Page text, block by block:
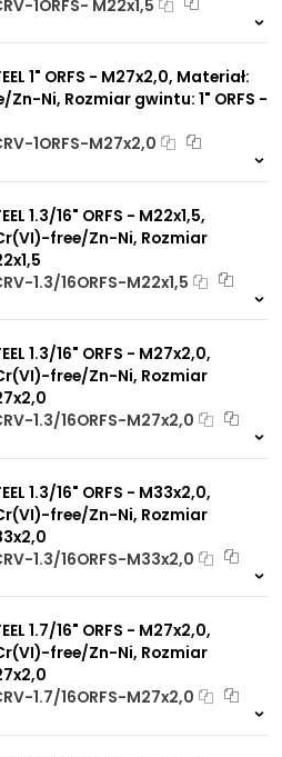
1ORFS- M22x1,5
1" ORFS - M27x2,0, Materiał:
Ni, Rozmiar gwintu: 1" ORFS -
1ORFS-M27x2,0
1.3/16" ORFS - M22x1,5,
free/Zn-Ni, Rozmiar
1.3/16ORFS-M22x1,5
1.3/16" ORFS - M27x2,0,
free/Zn-Ni, Rozmiar
1.3/16ORFS-M27x2,0
1.3/16" ORFS - M33x2,0,
free/Zn-Ni, Rozmiar
1.3/16ORFS-M33x2,0
1.7/16" ORFS - M27x2,0,
free/Zn-Ni, Rozmiar
1.7/16ORFS-M27x2,0